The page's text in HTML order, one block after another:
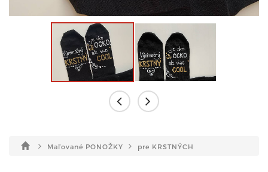
Maľované PONOŽKY pre KRSTNÝCH